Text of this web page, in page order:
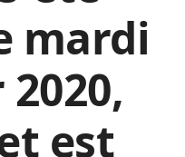
mardi
est